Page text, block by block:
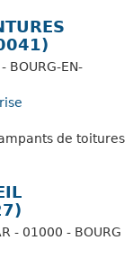
BOURG-EN-
de toitures
- 01000 - BOURG